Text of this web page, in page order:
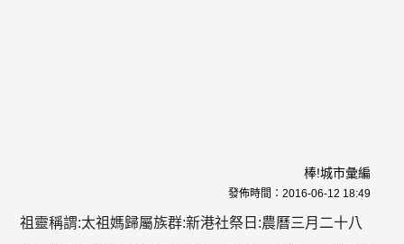
棒!城市彙編
發佈時間： 2016-06-12 18:49
祖靈稱謂:太祖媽歸屬族群:新港社祭日:農曆三月二十八